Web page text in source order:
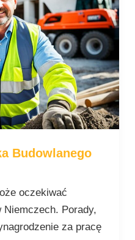
Budowlanego
oczekiwać
Niemczech. Porady,
za pracę